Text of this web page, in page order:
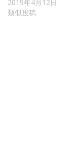
2019年4月12日
類似投稿